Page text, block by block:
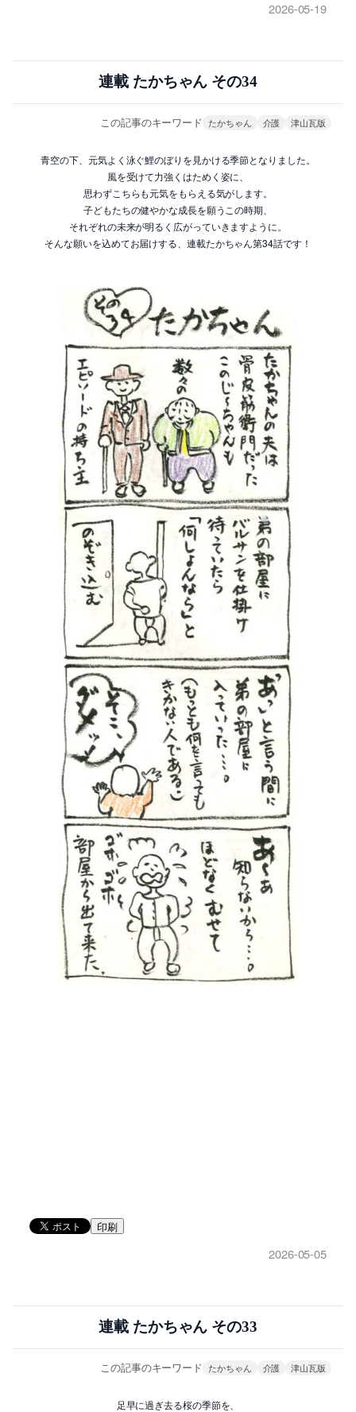
2026-05-19
連載 たかちゃん その34
この記事のキーワード たかちゃん 介護 津山瓦版
青空の下、元気よく泳ぐ鯉のぼりを見かける季節となりました。
風を受けて力強くはためく姿に、
思わずこちらも元気をもらえる気がします。
子どもたちの健やかな成長を願うこの時期、
それぞれの未来が明るく広がっていきますように。
そんな願いを込めてお届けする、連載たかちゃん第34話です！
印刷
2026-05-05
連載 たかちゃん その33
この記事のキーワード たかちゃん 介護 津山瓦版
足早に過ぎ去る桜の季節を、